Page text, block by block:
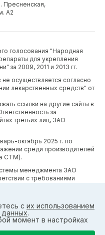
Пресненская,
А2
голосования "Народная
для укрепления
за 2009, 2011 и 2013 гг.
осуществляется согласно
лекарственных средств" от
ссылки на другие сайты в
за
третьих лиц, ЗАО
октябрь 2025 г. по
среди производителей
СТМ).
менеджмента ЗАО
с требованиями
с их использованием
.
момент в настройках